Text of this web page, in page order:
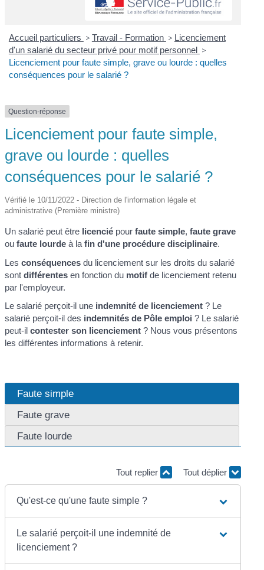
Accueil particuliers > Travail - Formation > Licenciement
d'un salarié du secteur privé pour motif personnel >
Licenciement pour faute simple, grave ou lourde : quelles
conséquences pour le salarié ?
Question-réponse
Licenciement pour faute simple,
grave ou lourde : quelles
conséquences pour le salarié ?
Vérifié le 10/11/2022 - Direction de l'information légale et
administrative (Première ministre)
Un salarié peut être licencié pourfaute simple,faute grave
oufaute lourde à lafin d'une procédure disciplinaire.
Lesconséquences du licenciement sur les droits du salarié
sontdifférentes en fonction du motif de licenciement retenu
par l'employeur.
Le salarié perçoit-il une indemnité de licenciement ? Le
salarié perçoit-il des indemnités de Pôle emploi ? Le salarié
peut-ilcontester son licenciement ? Nous vous présentons
les différentes informations à retenir.
Faute simple
Faute grave
Faute lourde
Tout replier Tout déplier
Qu'est-ce qu'une faute simple ?
Le salarié perçoit-il une indemnité de
licenciement ?